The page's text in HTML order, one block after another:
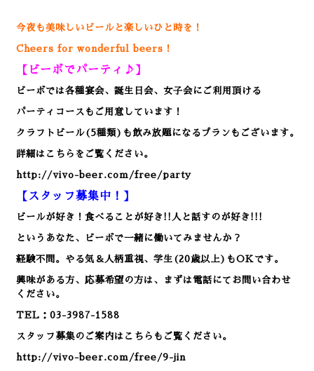
今夜も美味しいビールと楽しいひと時を！
Cheers for wonderful beers！
【ビーボでパーティ♪】
ビーボでは各種宴会、誕生日会、女子会にご利用頂ける
パーティコースもご用意しています！
クラフトビール(5種類)も飲み放題になるプランもございます。
詳細はこちらをご覧ください。
http://vivo-beer.com/free/party
【スタッフ募集中！】
ビールが好き！食べることが好き!!人と話すのが好き!!!
というあなた、ビーボで一緒に働いてみませんか？
経験不問。やる気＆人柄重視、学生(20歳以上)もOKです。
興味がある方、応募希望の方は、まずは電話にてお問い合わせ
ください。
TEL：03-3987-1588
スタッフ募集のご案内はこちらもご覧ください。
http://vivo-beer.com/free/9-jin